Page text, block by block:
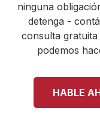
ninguna
detenga -
consulta
podemos
HABLE